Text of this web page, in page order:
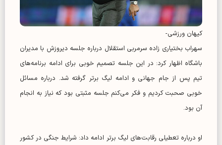
کیهان ورزشی-
سهراب بختیاری زاده سرمربی استقلال درباره جلسه دیروزش با مدیران
باشگاه اظهار کرد: در این جلسه تصمیم خوبی برای ادامه برنامه‌های
تیم پس از جام جهانی و ادامه لیگ برتر گرفته شد. درباره مسائل
خوبی صحبت کردیم و فکر می‌کنم جلسه مثبتی بود که نیاز به انجام
آن بود.
او درباره تعطیلی رقابت‌های لیگ برتر ادامه داد: شرایط جنگی در کشور